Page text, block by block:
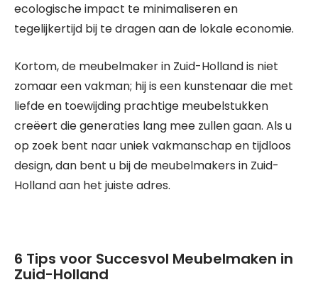
ecologische impact te minimaliseren en
tegelijkertijd bij te dragen aan de lokale economie.
Kortom, de meubelmaker in Zuid-Holland is niet
zomaar een vakman; hij is een kunstenaar die met
liefde en toewijding prachtige meubelstukken
creëert die generaties lang mee zullen gaan. Als u
op zoek bent naar uniek vakmanschap en tijdloos
design, dan bent u bij de meubelmakers in Zuid-
Holland aan het juiste adres.
6 Tips voor Succesvol Meubelmaken in
Zuid-Holland